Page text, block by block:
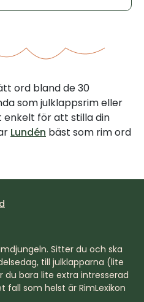
ord bland de 30
som julklappsrim eller
enkelt för att stilla din
Lundén bäst som rim ord
Sitter du och ska
till julklapparna (lite
du bara lite extra intresserad
fall som helst är RimLexikon